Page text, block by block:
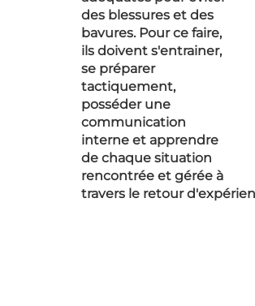
des blessures et des
bavures. Pour ce faire,
ils doivent s'entrainer,
se préparer
tactiquement,
posséder une
communication
interne et apprendre
de chaque situation
rencontrée et gérée à
travers le retour